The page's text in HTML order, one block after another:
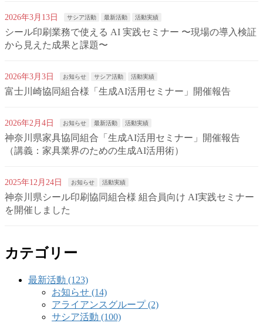
2026年3月13日 サシア活動 最新活動 活動実績
シール印刷業務で使える AI 実践セミナー 〜現場の導入検証
から見えた成果と課題〜
2026年3月3日 お知らせ サシア活動 活動実績
富士川崎協同組合様「生成AI活用セミナー」開催報告
2026年2月4日 お知らせ 最新活動 活動実績
神奈川県家具協同組合「生成AI活用セミナー」開催報告
（講義：家具業界のための生成AI活用術）
2025年12月24日 お知らせ 活動実績
神奈川県シール印刷協同組合様 組合員向け AI実践セミナー
を開催しました
カテゴリー
最新活動 (123)
お知らせ (14)
アライアンスグループ (2)
サシア活動 (100)